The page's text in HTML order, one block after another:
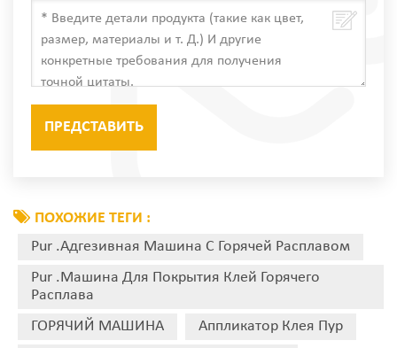
ПОХОЖИЕ ТЕГИ :
Pur .Адгезивная Машина С Горячей Расплавом
Pur .Машина Для Покрытия Клей Горячего
Расплава
ГОРЯЧИЙ МАШИНА
Аппликатор Клея Пур